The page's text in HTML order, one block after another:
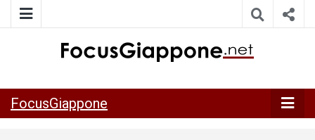
della Japan Italy Economic Federation
FocusGiappone